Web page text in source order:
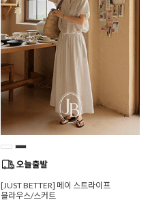
[JUST BETTER] 메이 스트라이프
블라우스/스커트